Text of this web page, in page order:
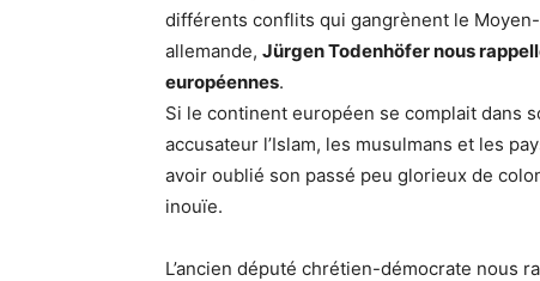
différents conflits qui gangrènent le
allemande, Jürgen Todenhöfer nous
européennes.
Si le continent européen se complait dans
accusateur l’Islam, les musulmans et les
avoir oublié son passé peu glorieux de
inouïe.
L’ancien député chrétien-démocrate nous